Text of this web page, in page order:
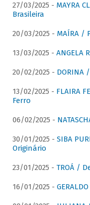
27/03/2025 - MAYRA
Brasileira
20/03/2025 - MAÍRA /
13/03/2025 - ANGELA
20/02/2025 - DORINA
13/02/2025 - FLAIRA
Ferro
06/02/2025 -
30/01/2025 - SIBA
Originário
23/01/2025 - TROÁ /
16/01/2025 -